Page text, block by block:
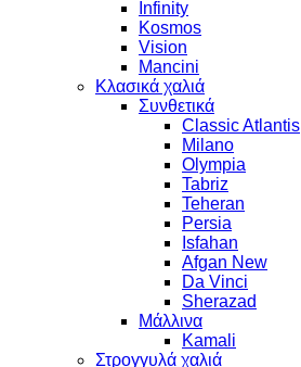
Infinity
Kosmos
Vision
Mancini
Κλασικά χαλιά
Συνθετικά
Classic Atlantis
Milano
Olympia
Tabriz
Teheran
Persia
Isfahan
Afgan New
Da Vinci
Sherazad
Μάλλινα
Kamali
Στρογγυλά χαλιά